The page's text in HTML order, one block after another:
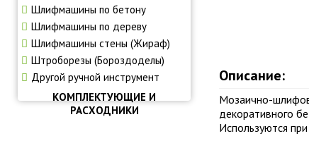
Шлифмашины по бетону
Шлифмашины по дереву
Шлифмашины стены (Жираф)
Штроборезы (Бороздоделы)
Другой ручной инструмент
КОМПЛЕКТУЮЩИЕ И
РАСХОДНИКИ
Описание:
Мозаично-
декоративного
Используются